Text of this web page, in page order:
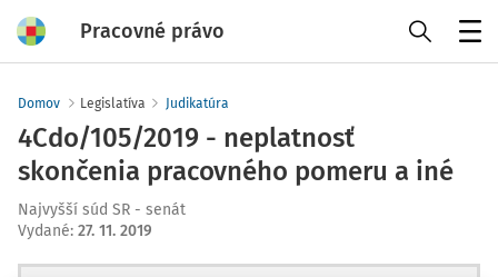
Pracovné právo
Domov Legislatíva Judikatúra
4Cdo/105/2019 - neplatnosť
skončenia pracovného pomeru a iné
Najvyšší súd SR - senát
Vydané: 27. 11. 2019